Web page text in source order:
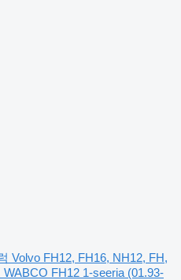
Volvo FH12, FH16, NH12, FH,
FH12 1-seeria (01.93-